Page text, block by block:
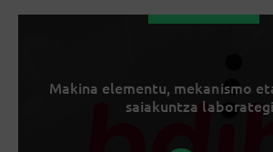
Makina elementu, mekanismo
saiakuntza